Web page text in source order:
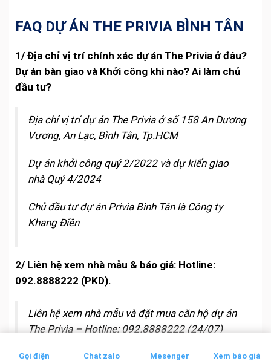
FAQ DỰ ÁN THE PRIVIA BÌNH TÂN
1/ Địa chỉ vị trí chính xác dự án The Privia ở đâu?
Dự án bàn giao và Khởi công khi nào? Ai làm chủ
đầu tư?
Địa chỉ vị trí dự án The Privia ở số 158 An Dương
Vương, An Lạc, Bình Tân, Tp.HCM
Dự án khởi công quý 2/2022 và dự kiến giao
nhà Quý 4/2024
Chủ đầu tư dự án Privia Bình Tân là Công ty
Khang Điền
2/ Liên hệ xem nhà mẫu & báo giá: Hotline:
092.8888222 (PKD).
Liên hệ xem nhà mẫu và đặt mua căn hộ dự án
The Privia – Hotline: 092.8888222 (24/07)
Gọi điện Chat zalo Mesenger Xem báo giá